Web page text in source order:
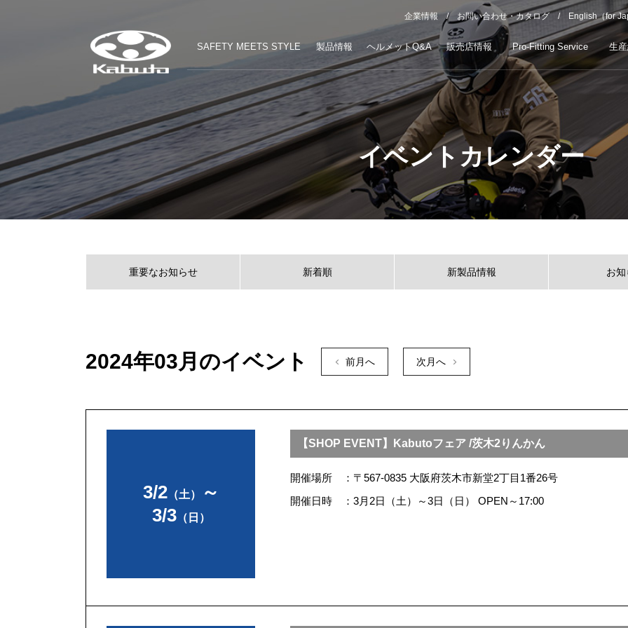
企業情報 お問い合わせ・カタログ English（for
SAFETY MEETS STYLE 製品情報 ヘルメットQ&A 販売店情報 Pro-Fitting Service 生
イベントカレンダー
重要なお知らせ 新着順 新製品情報 お
2024年03月のイベント 前月へ 次月へ
3/2（土）
～
3/3（日）
【SHOP EVENT】Kabutoフェア /茨木2りんかん
開催場所
〒567-0835 大阪府茨木市新堂2丁目1番26号
開催日時
3月2日（土）～3日（日） OPEN～17:00